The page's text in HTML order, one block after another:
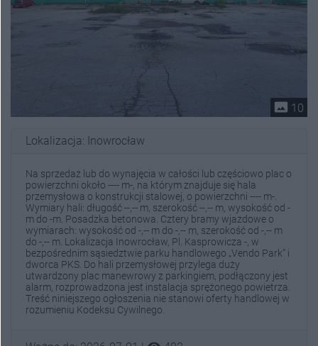
photo_size_select_actual 10
Lokalizacja: Inowrocław
Na sprzedaż lub do wynajęcia w całości lub częściowo plac o
powierzchni około ---- m-, na którym znajduje się hala
przemysłowa o konstrukcji stalowej, o powierzchni ---- m-.
Wymiary hali: długość --,-- m, szerokość --,-- m, wysokość od -
m do -m. Posadzka betonowa. Cztery bramy wjazdowe o
wymiarach: wysokość od -,-- m do -,-- m, szerokość od -,-- m
do -,-- m. Lokalizacja Inowrocław, Pl. Kasprowicza -, w
bezpośrednim sąsiedztwie parku handlowego „Vendo Park” i
dworca PKS. Do hali przemysłowej przylega duży
utwardzony plac manewrowy z parkingiem, podłączony jest
alarm, rozprowadzona jest instalacja sprężonego powietrza.
Treść niniejszego ogłoszenia nie stanowi oferty handlowej w
rozumieniu Kodeksu Cywilnego.